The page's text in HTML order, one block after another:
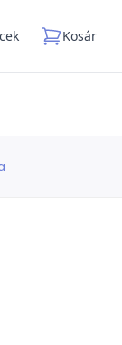
Kosár